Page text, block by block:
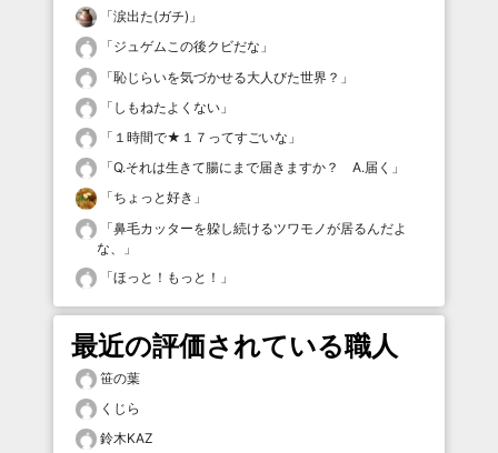
「涙出た(ガチ) 」
「ジュゲムこの後クビだな 」
「恥じらいを気づかせる大人びた世界？ 」
「 しもねたよくない 」
「 １時間で★１７ってすごいな 」
「Q.それは生きて腸にまで届きますか？ A.届く 」
「ちょっと好き 」
「鼻毛カッターを躱し続けるツワモノが居るんだよ
な、
」
「ほっと！もっと！ 」
最近の評価されている職人
笹の葉
くじら
鈴木KAZ